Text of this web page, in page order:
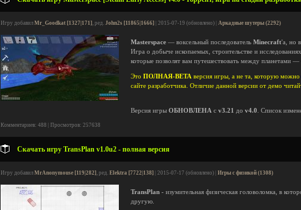
Игру добавил Mr_Goodkat [1327|171], ред. John2s [11865|1666] | 2015-07-19 (обновлено) | Аркадные шутеры (2292)
Masterspace — воксельный последователь Minecraft'а, но
Игра о добыче ископаемых, строительстве и
которые позволят вам путешествовать между планетами —
Это ПОЛНАЯ-BETA версия игры, а не та, которую
сайте разработчика. Отличие данной версии от демо
Версия игры ОБНОВЛЕНА с v3.21 до v4.0 . Список
Комментариев: 488 | Просмотров: 257638
Скачать игру TransPlan v1.0u2 - полная версия
Игру добавил MrAnonymouse [119|282], ред. Elektra [7722|138] | 2015-07-17 (обновлено) | Игры с физикой (1308)
TransPlan - изумительная физическая головоломка, в
другую.